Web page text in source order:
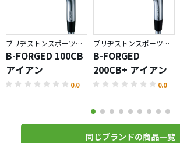
ブリヂストンスポーツ／BRIDGESTONE GOLF TOUR B
B-FORGED 100CB
アイアン
0.0
ブリヂストンスポーツ／BRIDGESTONE GOLF TOUR B
B-FORGED
200CB+ アイアン
0.0
同じブランドの商品一覧